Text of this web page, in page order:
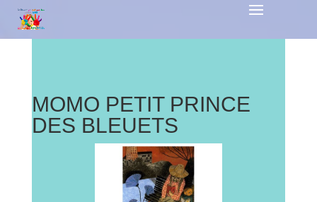
MOMO PETIT PRINCE
DES BLEUETS